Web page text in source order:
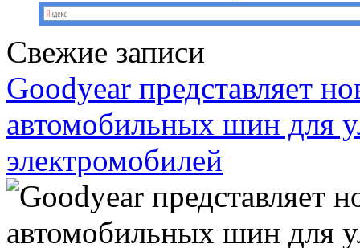
Свежие записи
Goodyear представляет
автомобильных шин для
электромобилей